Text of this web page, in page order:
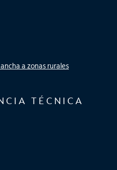
a zonas rurales
TÉCNICA